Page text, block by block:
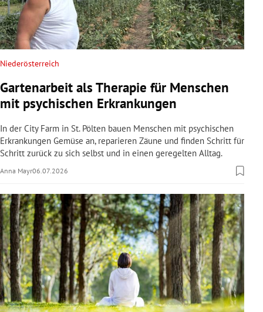
Niederösterreich
Gartenarbeit als Therapie für Menschen
mit psychischen Erkrankungen
In der City Farm in St. Pölten bauen Menschen mit psychischen
Erkrankungen Gemüse an, reparieren Zäune und finden Schritt für
Schritt zurück zu sich selbst und in einen geregelten Alltag.
Anna Mayr06.07.2026